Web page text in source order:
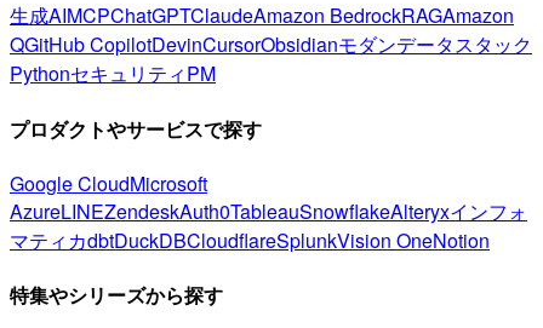
生成AIMCPChatGPTClaudeAmazon BedrockRAGAmazon
QGitHub CopilotDevinCursorObsidianモダンデータスタック
PythonセキュリティPM
プロダクトやサービスで探す
Google CloudMicrosoft
AzureLINEZendeskAuth0TableauSnowflakeAlteryxインフォ
マティカdbtDuckDBCloudflareSplunkVision OneNotion
特集やシリーズから探す